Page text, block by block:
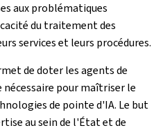
aux problématiques
du traitement des
services et leurs procédures.
de doter les agents de
pour maîtriser le
de pointe d'IA. Le but
au sein de l'État et de